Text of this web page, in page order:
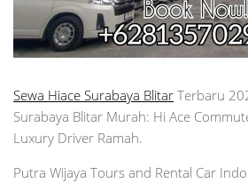
Sewa Hiace Surabaya Blitar Terbaru
Surabaya Blitar Murah: Hi Ace
Luxury Driver Ramah.
Putra Wijaya Tours and Rental Car